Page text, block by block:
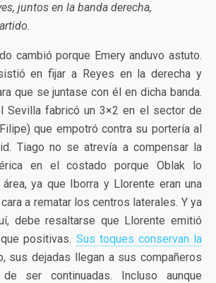
juntos en la banda derecha,
cambió porque Emery anduvo astuto.
en fijar a Reyes en la derecha y
que se juntase con él en dicha banda.
Sevilla fabricó un 3×2 en el sector de
que empotró contra su portería al
Tiago no se atrevía a compensar la
en el costado porque Oblak lo
ya que Iborra y Llorente eran una
a rematar los centros laterales. Y ya
debe resaltarse que Llorente emitió
positivas. Sus toques conservan la
sus dejadas llegan a sus compañeros
ser continuadas. Incluso aunque